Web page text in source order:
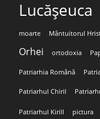
Lucășeuca
moarte Mântuitorul
Orhei ortodoxia
Patriarhia Română
Patriarhul Chiril
Patriarhul Kirill pictura